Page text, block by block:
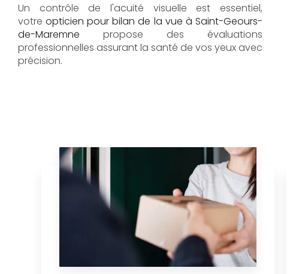
Un contrôle de l'acuité visuelle est essentiel,
votreopticien pour bilan de la vue à Saint-Geours-
de-Maremne propose des évaluations
professionnelles assurant la santé de vos yeux avec
précision.